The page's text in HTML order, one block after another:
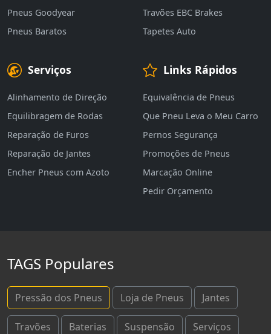
Pneus Goodyear
Pneus Baratos
Travões EBC Brakes
Tapetes Auto
Serviços
Alinhamento de Direção
Equilibragem de Rodas
Reparação de Furos
Reparação de Jantes
Encher Pneus com Azoto
Links Rápidos
Equivalência de Pneus
Que Pneu Leva o Meu Carro
Pernos Segurança
Promoções de Pneus
Marcação Online
Pedir Orçamento
TAGS Populares
Pressão dos Pneus Loja de Pneus Jantes
Travões Baterias Suspensão Serviços